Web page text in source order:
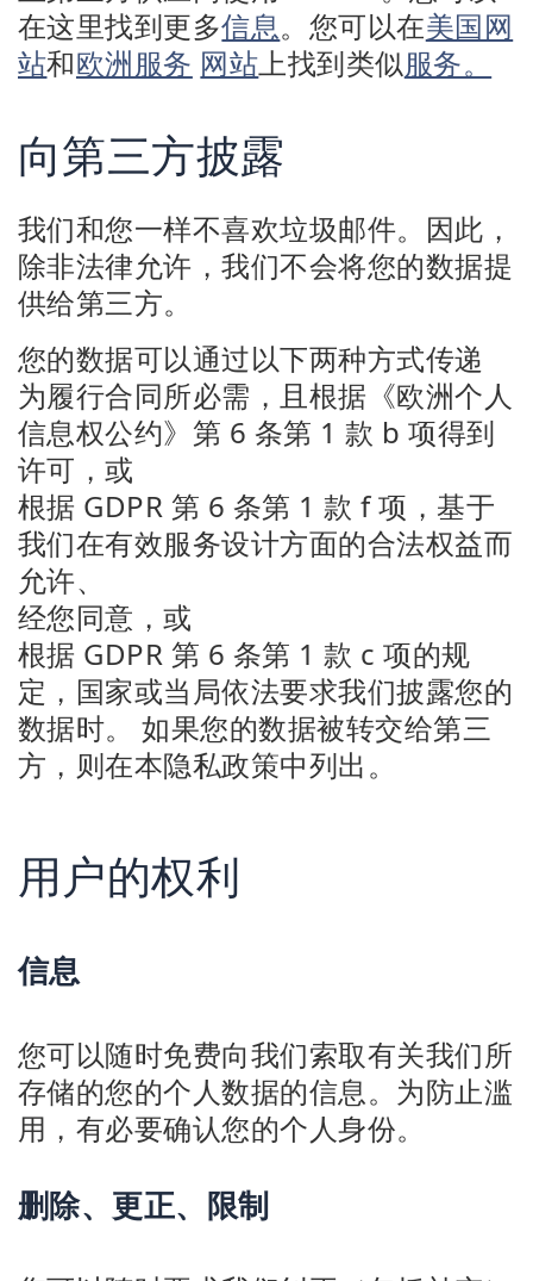
在这里找到更多信息。您可以在美国网
站和欧洲服务 网站上找到类似服务。
向第三方披露
我们和您一样不喜欢垃圾邮件。因此，
除非法律允许，我们不会将您的数据提
供给第三方。
您的数据可以通过以下两种方式传递
为履行合同所必需，且根据《欧洲个人
信息权公约》第 6 条第 1 款 b 项得到
许可，或
根据 GDPR 第 6 条第 1 款 f 项，基于
我们在有效服务设计方面的合法权益而
允许、
经您同意，或
根据 GDPR 第 6 条第 1 款 c 项的规
定，国家或当局依法要求我们披露您的
数据时。 如果您的数据被转交给第三
方，则在本隐私政策中列出。
用户的权利
信息
您可以随时免费向我们索取有关我们所
存储的您的个人数据的信息。为防止滥
用，有必要确认您的个人身份。
删除、更正、限制